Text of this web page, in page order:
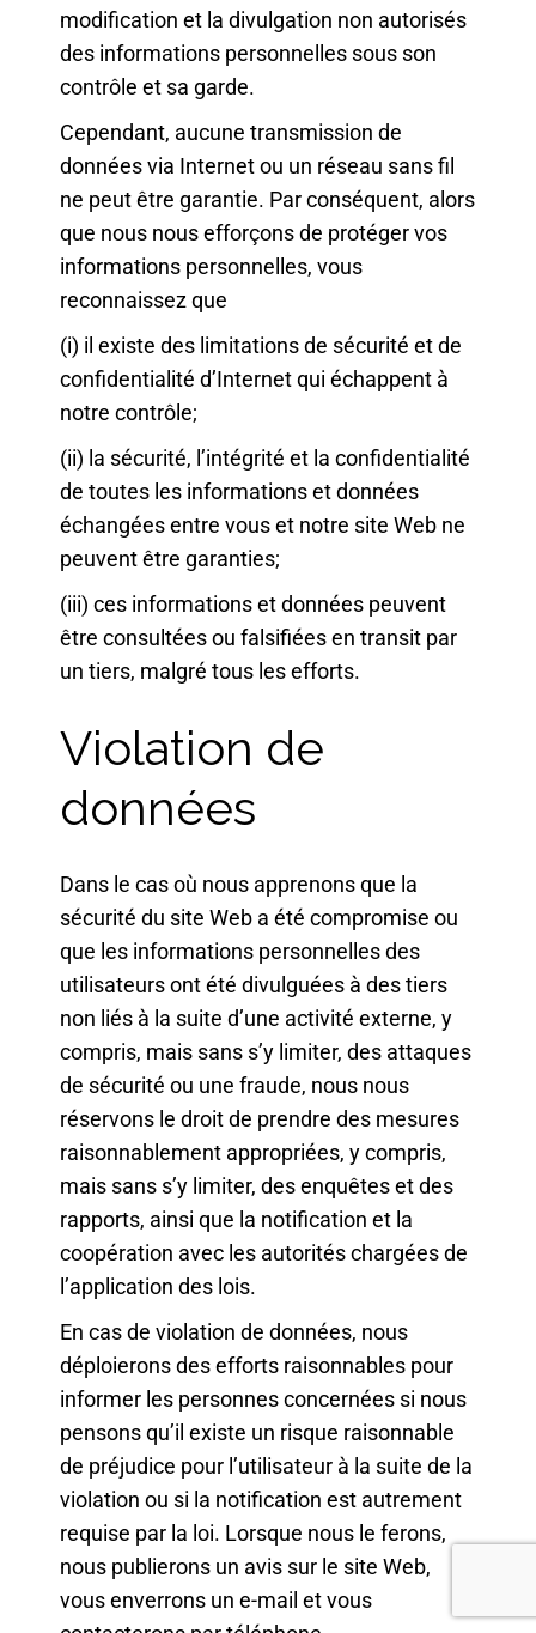
modification et la divulgation non autorisés
des informations personnelles sous son
contrôle et sa garde.
Cependant, aucune transmission de
données via Internet ou un réseau sans fil
ne peut être garantie. Par conséquent, alors
que nous nous efforçons de protéger vos
informations personnelles, vous
reconnaissez que
(i) il existe des limitations de sécurité et de
confidentialité d’Internet qui échappent à
notre contrôle;
(ii) la sécurité, l’intégrité et la confidentialité
de toutes les informations et données
échangées entre vous et notre site Web ne
peuvent être garanties;
(iii) ces informations et données peuvent
être consultées ou falsifiées en transit par
un tiers, malgré tous les efforts.
Violation de
données
Dans le cas où nous apprenons que la
sécurité du site Web a été compromise ou
que les informations personnelles des
utilisateurs ont été divulguées à des tiers
non liés à la suite d’une activité externe, y
compris, mais sans s’y limiter, des attaques
de sécurité ou une fraude, nous nous
réservons le droit de prendre des mesures
raisonnablement appropriées, y compris,
mais sans s’y limiter, des enquêtes et des
rapports, ainsi que la notification et la
coopération avec les autorités chargées de
l’application des lois.
En cas de violation de données, nous
déploierons des efforts raisonnables pour
informer les personnes concernées si nous
pensons qu’il existe un risque raisonnable
de préjudice pour l’utilisateur à la suite de la
violation ou si la notification est autrement
requise par la loi. Lorsque nous le ferons,
nous publierons un avis sur le site Web,
vous enverrons un e-mail et vous